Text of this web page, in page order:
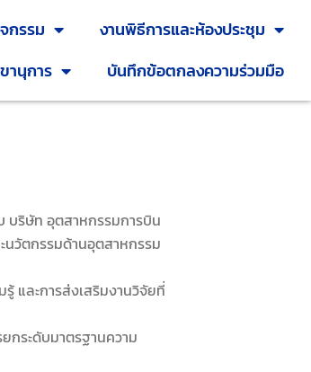
กรรม
งานพิธีการและห้องประชุม
านุการ
บันทึกข้อตกลงความร่วมมือ
ริษัท อุตสาหกรรมการบิน
นวัตกรรมด้านอุตสาหกรรม
ละการส่งเสริมงานวิจัยที่
ระดับมาตรฐานความ